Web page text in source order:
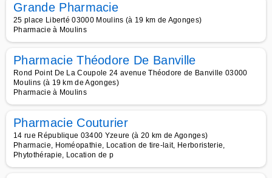
Grande Pharmacie
25 place Liberté 03000 Moulins (à 19 km de Agonges)
Pharmacie à Moulins
Pharmacie Théodore De Banville
Rond Point De La Coupole 24 avenue Théodore de Banville 03000
Moulins (à 19 km de Agonges)
Pharmacie à Moulins
Pharmacie Couturier
14 rue République 03400 Yzeure (à 20 km de Agonges)
Pharmacie, Homéopathie, Location de tire-lait, Herboristerie,
Phytothérapie, Location de p